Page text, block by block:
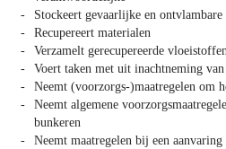
Stockeert gevaarlijke en
Recupereert materialen
Verzamelt gerecupereerde
Voert taken met uit inachtneming
Neemt (voorzorgs-)maatregelen om
Neemt algemene
bunkeren
Neemt maatregelen bij een